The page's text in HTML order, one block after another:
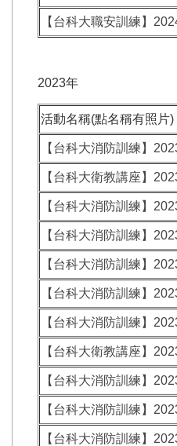
【台科大職安訓練】
2023年
活動名稱(點名稱有照片)
【台科大消防訓練】
【台科大衛教講座】
【台科大消防訓練】
【台科大消防訓練】
【台科大消防訓練】
【台科大消防訓練】
【台科大消防訓練】
【台科大衛教講座】
【台科大消防訓練】
【台科大消防訓練】
【台科大消防訓練】